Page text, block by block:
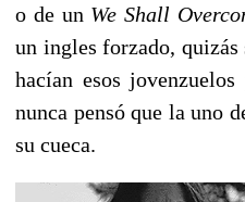
o de un We Shall
un ingles forzado,
hacían esos
nunca pensó que la uno
su cueca.